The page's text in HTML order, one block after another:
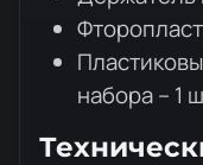
набора – 1